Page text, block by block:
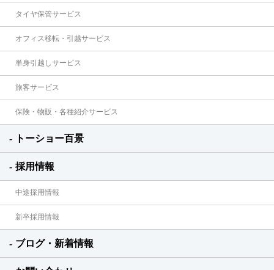
タイヤ保管サービス
オフィス移転・引越サービス
単身引越しサービス
旅客サービス
保険・物販・各種紹介サービス
トーショー百景
採用情報
中途採用情報
新卒採用情報
ブログ・新着情報